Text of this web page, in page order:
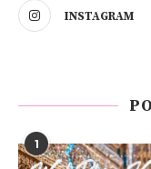
INSTAGRAM
1